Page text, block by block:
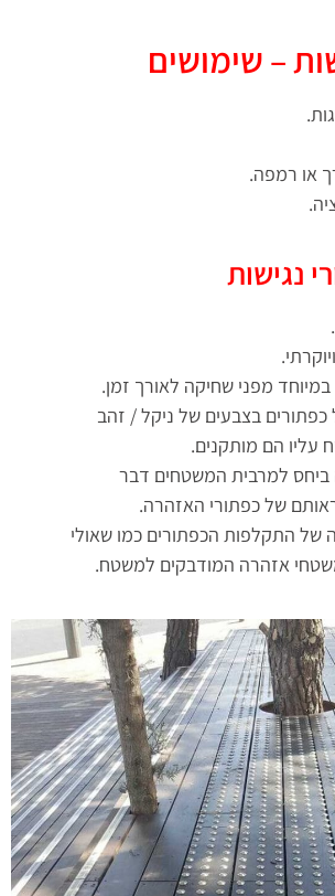
– שימושים
או רמפה.
נגישות
מפני שחיקה לאורך זמן.
בצבעים של ניקל / זהב
הם מותקנים.
ביחס למרבית המשטחים דבר
של כפתורי האזהרה.
של התקלפות הכפתורים כמו שאולי
אזהרה המודבקים למשטח.